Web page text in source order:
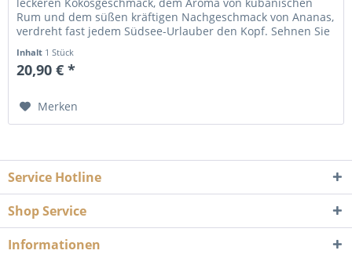
leckeren Kokosgeschmack, dem Aroma von kubanischen
Rum und dem süßen kräftigen Nachgeschmack von Ananas,
verdreht fast jedem Südsee-Urlauber den Kopf. Sehnen Sie
Inhalt 1 Stück
20,90 € *
Merken
Service Hotline
Shop Service
Informationen